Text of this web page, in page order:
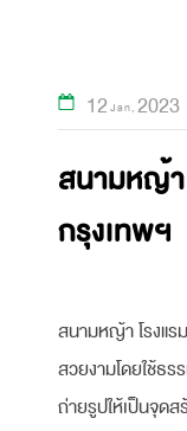
12 Jan 2023
สนามหญ้า
กรุงเทพฯ
สนามหญ้า โรงแร
สวยงามโดยใช้ธ
ถ่ายรูปให้เป็นจุดส